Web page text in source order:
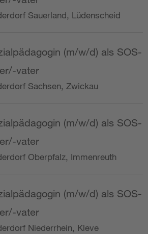
Sauerland, Lüdenscheid
(m/w/d) als SOS-
vater
Sachsen, Zwickau
(m/w/d) als SOS-
vater
Oberpfalz, Immenreuth
(m/w/d) als SOS-
vater
Niederrhein, Kleve